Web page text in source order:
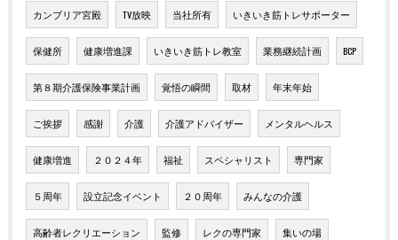
カンブリア宮殿 TV放映 当社所有 いきいき筋トレサポーター
保健所 健康増進課 いきいき筋トレ教室 業務継続計画 BCP
第８期介護保険事業計画 覚悟の瞬間 取材 年末年始
ご挨拶 感謝 介護 介護アドバイザー メンタルヘルス
健康増進 ２０２４年 福祉 スペシャリスト 専門家
５周年 設立記念イベント ２０周年 みんなの介護
高齢者レクリエーション 監修 レクの専門家 集いの場